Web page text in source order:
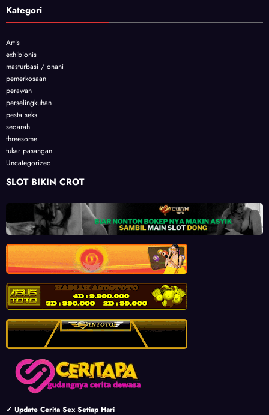
Kategori
Artis
exhibionis
masturbasi / onani
pemerkosaan
perawan
perselingkuhan
pesta seks
sedarah
threesome
tukar pasangan
Uncategorized
SLOT BIKIN CROT
✓ Update Cerita Sex Setiap Hari